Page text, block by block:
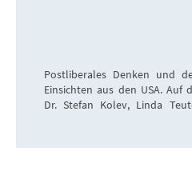
Postliberales Denken und
Einsichten aus den USA. Auf
Dr. Stefan Kolev, Linda